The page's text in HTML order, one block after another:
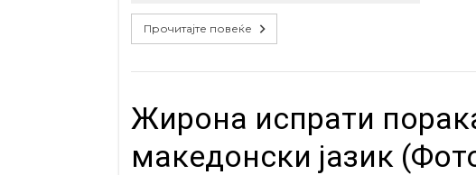
Прочитајте повеќе
Жирона испрати
македонски јазик